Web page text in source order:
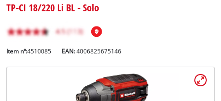
TP-CI 18/220 Li BL - Solo
Item nº:4510085 EAN:4006825675146